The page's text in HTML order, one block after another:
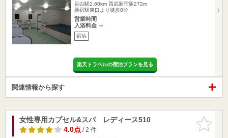
目白駅2.60km 西武新宿駅272m
新宿駅東口より徒歩8分
営業時間
入浴料金 ～
宿泊
楽天トラベルの宿泊プランを見る
関連情報から探す
お気に入
りに追加
女性専用カプセル&スパ レディース510
4.0点/ 2 件